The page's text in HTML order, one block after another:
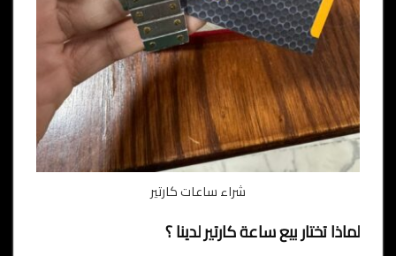
شراء ساعات كارتير
لماذا تختار بيع ساعة كارتير لدينا ؟